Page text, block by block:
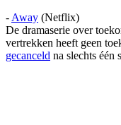
- Away (Netflix)
De dramaserie over
vertrekken heeft geen
gecanceld na slechts één